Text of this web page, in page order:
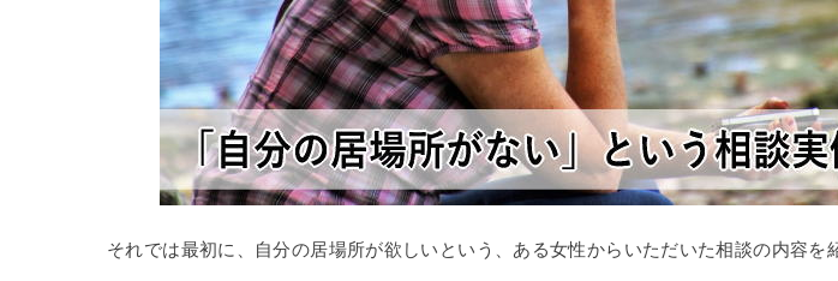
それでは最初に、自分の居場所が欲しいという、ある女性からいただいた相談の内容を